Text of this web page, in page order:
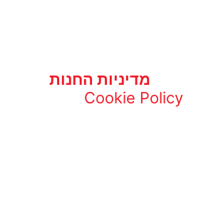
מדיניות החנות
Cookie Policy